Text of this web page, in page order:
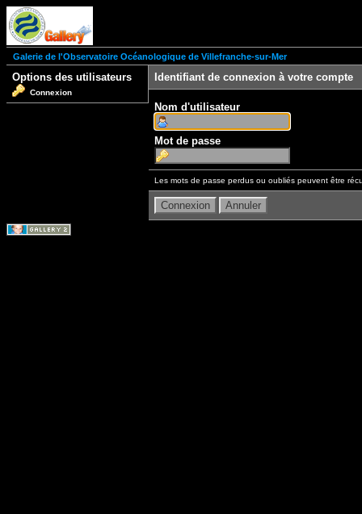
Galerie de l'Observatoire Océanologique de Villefranche-sur-Mer
Options des utilisateurs
Connexion
Identifiant de connexion à votre compte
Nom d'utilisateur
Mot de passe
Les mots de passe perdus ou oubliés peuvent être